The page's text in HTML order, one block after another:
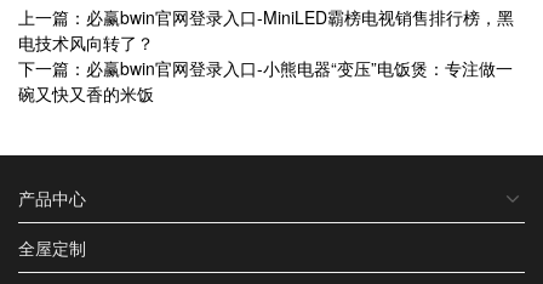
上一篇：必赢bwin官网登录入口-MiniLED霸榜电视销售排行榜，黑
电技术风向转了？
下一篇：必赢bwin官网登录入口-小熊电器“变压”电饭煲：专注做一
碗又快又香的米饭
产品中心
全屋定制